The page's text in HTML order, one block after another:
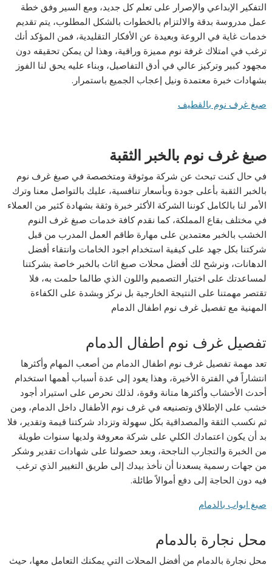
التفكير الإبداعي والإصرار على تعلم كل جديد، ومع السير وفق خطة
عمل مدروسة بدقة والالتزام بالخطوات بالشكل المطلوب، يتم تقديم
خدمات غاية في الروعة وبعيدة عن الأفكار التقليدية، فمن المؤكد أنك
ترغب في امتلاك غرفة نوم مميزة وراقية، وهذا لن يمكن تحقيقه دون
مجهود كبير وتركيز عالي في أدق التفاصيل، وبناء عليه يحق لنا الفوز
بشهادات خبرة معتمدة ونيل إعجاب الجميع باستمرار.
صبغ غرف نوم بالقطيف
صبغ غرف نوم بالخبر الثقبة
في حال كنت تبحث عن شركة موثوقة ومتخصصة في صبغ غرف نوم
بالخبر الثقبة بأعلى جودة وبأسعار تنافسية، عليك بالتواصل معنا وترك
الأمر لنا بالكامل كوننا الشركة الأكثر خبرة وثقة بشهادة كثير من العملاء
في مختلف بقاع المملكة، كما نقدم كافة خدمات صبغ غرف النوم
الخشب بالخبر معتمدين على مهارة طاقم العمل المدرب من قبل
شركتنا بكل جهد على كيفية استخدام اجود الخامات وانتقاء أفضل
الدهانات، ونرشح لك أفضل محلات صبغ اثاث بالخبر خاصة بشركتنا
لمساعدتك على اختيار التصميم واللون الذي طالما حلمت به، فلا
تقتصر مهمتنا على النتيجة الخارجية بل نركز وبشدة على الكفاءة
المهنية مع تفصيل غرف نوم اطفال الدمام
تفصيل غرف نوم اطفال الدمام
تعد مهمة تفصيل غرف نوم اطفال الدمام من أصعب المهام وأكثرها
انتشاراً في الفترة الأخيرة، وهذا يعود إلى عدة أسباب أهمها استخدام
أحدث الأخشاب وأكثرها متانة وقوة، لذلك نحرص على استيراد أجود
خشب على الإطلاق وتصنيعه في غرف نوم الأطفال داخل الدمام، ومن
ثم نكسب الثقة والمصداقية بكل سهولة وتزداد شركتنا قيمة وتقدير، فلا
بد أن يكون اعتمادك الكلي على شركة معروفة ولديها سنوات طويلة
من الخبرة والتجارب الناجحة، وبعد حصولنا على شهادات تقدير وشكر
من جهات رسمية يسعدنا أن نأخذ بيدك إلى طريق التغيير الذي ترغب
فيه دون الحاجة إلى دفع أموالاً طائلة.
صبغ ابواب بالدمام
محل نجارة بالدمام
محل نجارة بالدمام من أفضل المحلات التي يمكنك التعامل معها، حيث